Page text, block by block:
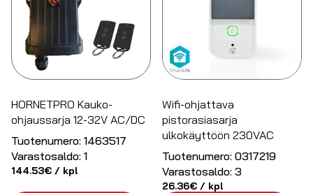
HORNETPRO Kauko-
ohjaussarja 12-32V AC/DC
Tuotenumero: 1463517
Varastosaldo: 1
144.53€ / kpl
Wifi-ohjattava
pistorasiasarja
ulkokäyttöön 230VAC
Tuotenumero: 0317219
Varastosaldo: 3
26.36€ / kpl